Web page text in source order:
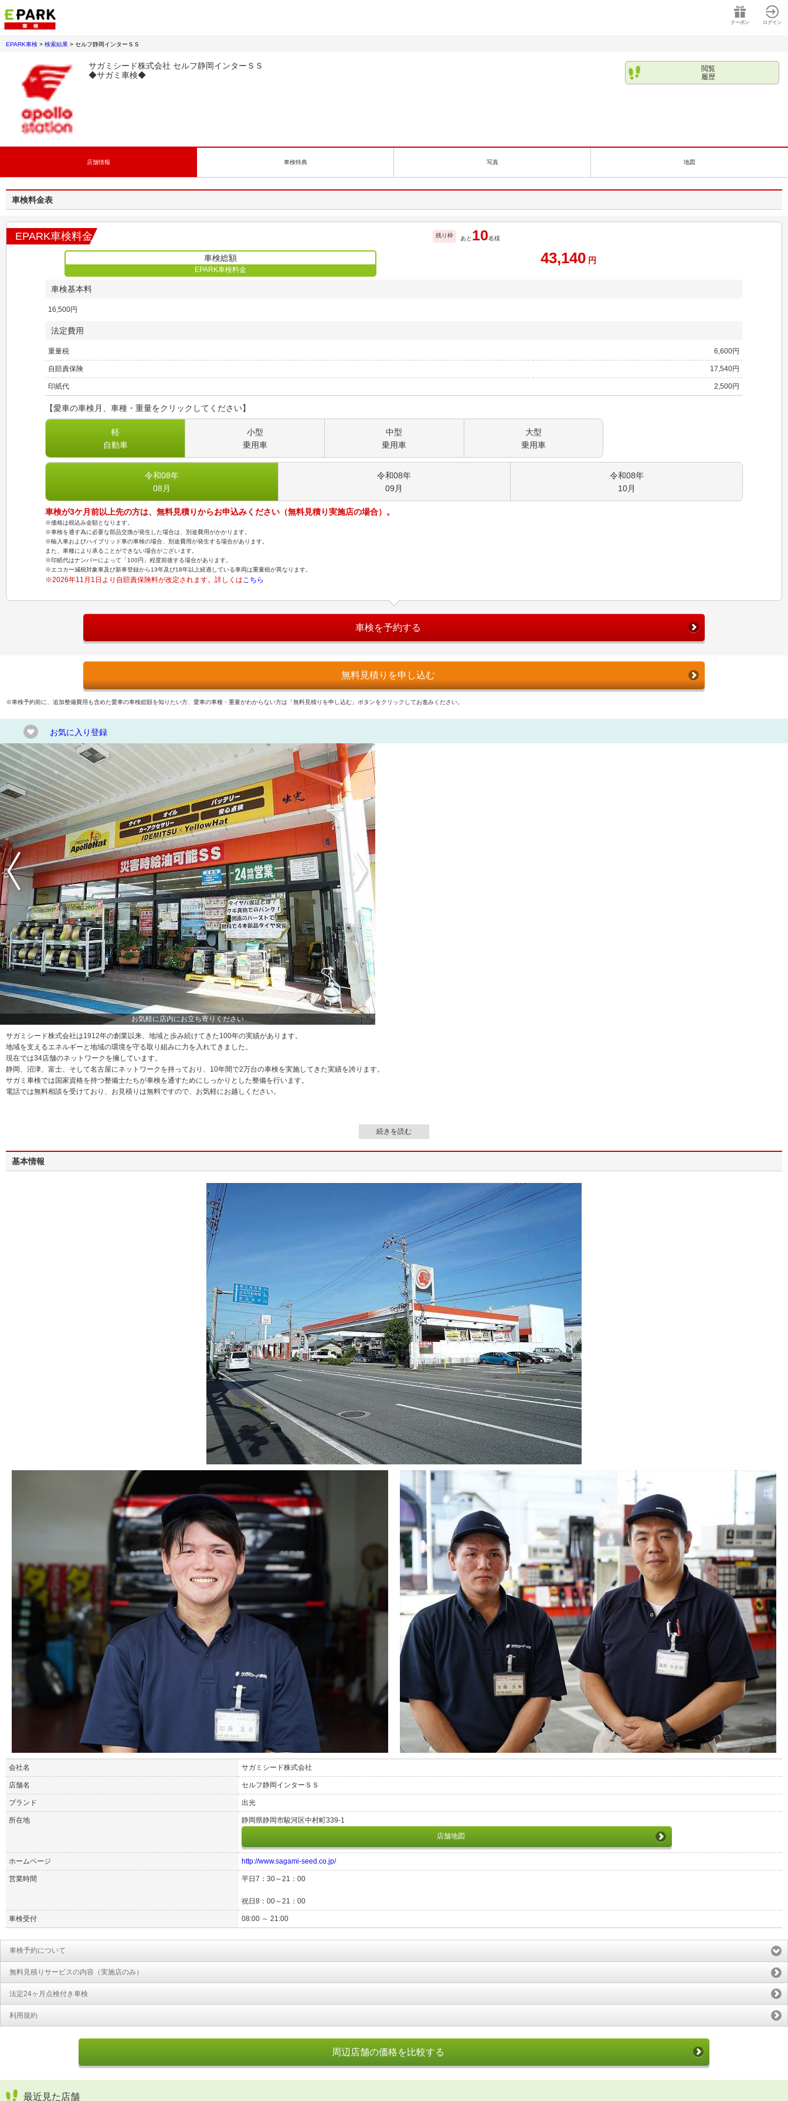
クーポン ログイン
EPARK車検 > 検索結果 > セルフ静岡インターＳＳ
サガミシード株式会社 セルフ静岡インターＳＳ
◆サガミ車検◆
閲覧
履歴
店舗情報 車検特典 写真 地図
車検料金表
EPARK車検料金 残り枠
あと 10名様
車検総額
EPARK車検料金
43,140 円
車検基本料
16,500円
法定費用
重量税 6,600円
自賠責保険 17,540円
印紙代 2,500円
【愛車の車検月、車種・重量をクリックしてください】
軽
自動車
小型
乗用車
中型
乗用車
大型
乗用車
令和08年
08月
令和08年
09月
令和08年
10月
車検が3ケ月前以上先の方は、無料見積りからお申込みください（無料見積り実施店の場合）。
※価格は税込み金額となります。
※車検を通す為に必要な部品交換が発生した場合は、別途費用がかかります。
※輸入車およびハイブリッド車の車検の場合、別途費用が発生する場合があります。
また、車種により承ることができない場合がございます。
※印紙代はナンバーによって「100円」程度前後する場合があります。
※エコカー減税対象車及び新車登録から13年及び18年以上経過している車両は重量税が異なります。
※2026年11月1日より自賠責保険料が改定されます。詳しくはこちら
車検を予約する
無料見積りを申し込む
※車検予約前に、追加整備費用も含めた愛車の車検総額を知りたい方、愛車の車種・重量がわからない方は「無料見積りを申し込む」ボタンをクリックしてお進みください。
お気に入り登録
お気軽に店内にお立ち寄りください
サガミシード株式会社は1912年の創業以来、地域と歩み続けてきた100年の実績があります。
地域を支えるエネルギーと地域の環境を守る取り組みに力を入れてきました。
現在では34店舗のネットワークを擁しています。
静岡、沼津、富士、そして名古屋にネットワークを持っており、10年間で2万台の車検を実施してきた実績を誇ります。
サガミ車検では国家資格を持つ整備士たちが車検を通すためにしっかりとした整備を行います。
電話では無料相談を受けており、お見積りは無料ですので、お気軽にお越しください。
基本情報
会社名 サガミシード株式会社
店舗名 セルフ静岡インターＳＳ
ブランド 出光
所在地
静岡県静岡市駿河区中村町339-1
店舗地図
ホームページ http://www.sagami-seed.co.jp/
営業時間 平日7：30～21：00
祝日8：00～21：00
車検受付 08:00 ～ 21:00
車検予約について
無料見積りサービスの内容（実施店のみ）
法定24ヶ月点検付き車検
利用規約
周辺店舗の価格を比較する
最近見た店舗